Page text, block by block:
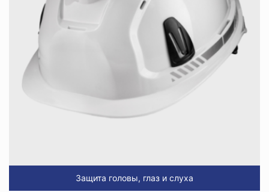
Защита головы, глаз и слуха